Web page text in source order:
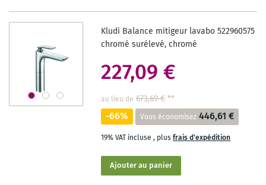
SOUHAITS
Kludi Balance mitigeur lavabo 522960575
chromé surélevé, chromé
227,09 €
au lieu de 673,69 €**
-66% Vous économisez 446,61 €
19% VAT incluse, plusfrais d'expédition
Ajouter au panier